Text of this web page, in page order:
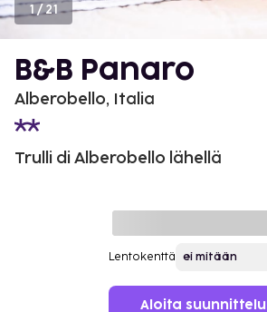
1/21
B&B Panaro
Alberobello, Italia
Trulli di Alberobello lähellä
Lentokenttä
Aloita suunnittelu